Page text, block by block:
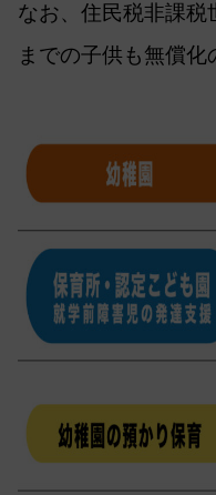
なお、住民税非課税
までの子供も無償化